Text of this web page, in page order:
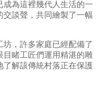
為這裡幾代人生活的一
談聲，共同繪製了一幅
，許多家庭已經配備了
目睹工匠們運用精湛的雕
解該傳統村落正在保護